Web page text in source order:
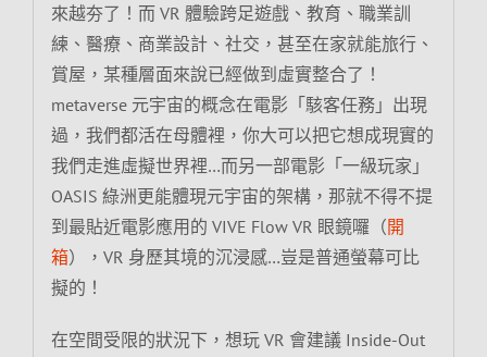
來越夯了！而 VR 體驗跨足遊戲、教育、職業訓
練、醫療、商業設計、社交，甚至在家就能旅行、
賞屋，某種層面來說已經做到虛實整合了！
metaverse 元宇宙的概念在電影「駭客任務」出現
過，我們都活在母體裡，你大可以把它想成現實的
我們走進虛擬世界裡…而另一部電影「一級玩家」
OASIS 綠洲更能體現元宇宙的架構，那就不得不提
到最貼近電影應用的 VIVE Flow VR 眼鏡囉（開
箱），VR 身歷其境的沉浸感…豈是普通螢幕可比
擬的！
在空間受限的狀況下，想玩 VR 會建議 Inside-Out